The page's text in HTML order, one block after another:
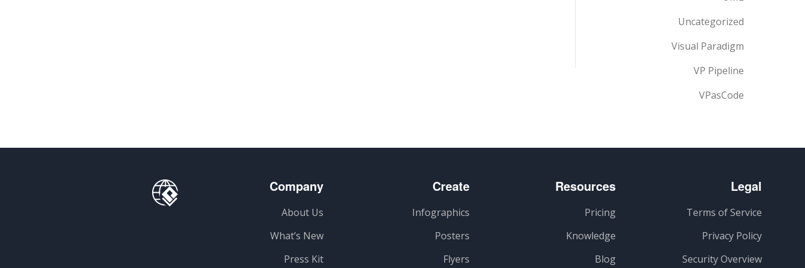
Uncategorized
Visual Paradigm
VP Pipeline
VPasCode
Company
About Us
What’s New
Press Kit
Create
Infographics
Posters
Flyers
Resources
Pricing
Knowledge
Blog
Legal
Terms of Service
Privacy Policy
Security Overview